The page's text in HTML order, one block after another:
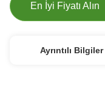
En İyi Fiyatı Alın
Ayrıntılı Bilgiler